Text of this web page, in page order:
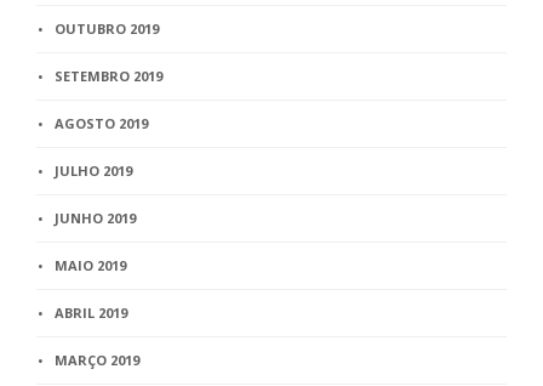
OUTUBRO 2019
SETEMBRO 2019
AGOSTO 2019
JULHO 2019
JUNHO 2019
MAIO 2019
ABRIL 2019
MARÇO 2019